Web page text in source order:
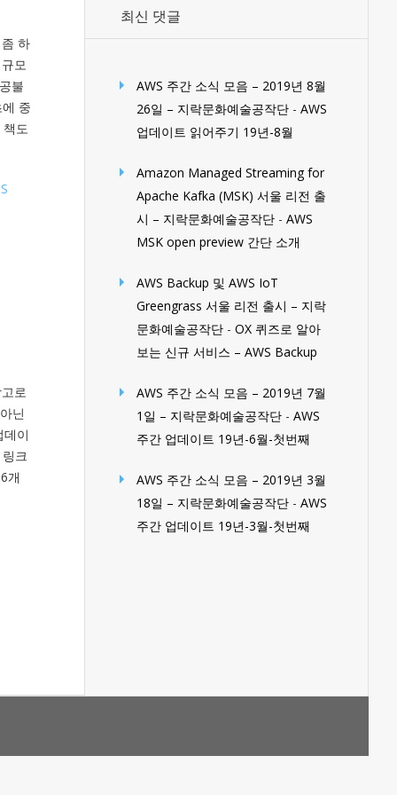
하
모
불
중
도
로
닌
이
크
개
최신 댓글
AWS 주간 소식 모음 – 2019년 8월
26일 – 지락문화예술공작단 - AWS
업데이트 읽어주기 19년-8월
Amazon Managed Streaming for
Apache Kafka (MSK) 서울 리전 출
시 – 지락문화예술공작단 - AWS
MSK open preview 간단 소개
AWS Backup 및 AWS IoT
Greengrass 서울 리전 출시 – 지락
문화예술공작단 - OX 퀴즈로 알아
보는 신규 서비스 – AWS Backup
AWS 주간 소식 모음 – 2019년 7월
1일 – 지락문화예술공작단 - AWS
주간 업데이트 19년-6월-첫번째
AWS 주간 소식 모음 – 2019년 3월
18일 – 지락문화예술공작단 - AWS
주간 업데이트 19년-3월-첫번째